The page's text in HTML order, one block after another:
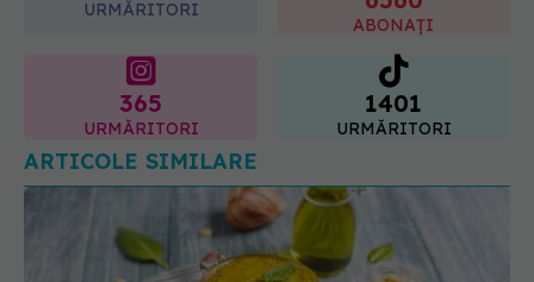
365 1401
URMĂRITORI
ARTICOLE SIMILARE